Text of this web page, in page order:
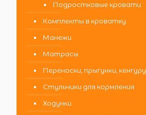
Подростковые кровати
Комплекты в кроватку
Манежи
Матрасы
Переноски, прыгунки, кенгуру
Стульчики для кормления
Ходунки